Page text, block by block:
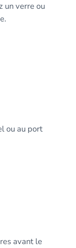
un verre ou
ou au port
avant le